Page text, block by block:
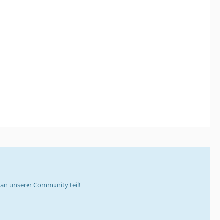
unserer Community teil!